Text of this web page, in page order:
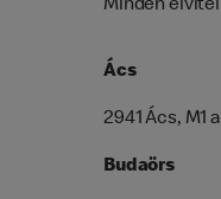
Minden
Ács
2941 Ács, M1
Budaörs